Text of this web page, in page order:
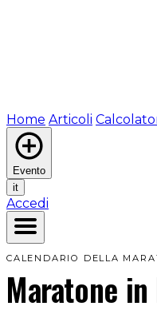
Home Articoli
Evento
it
Accedi
CALENDARIO DELLA
Maratone in